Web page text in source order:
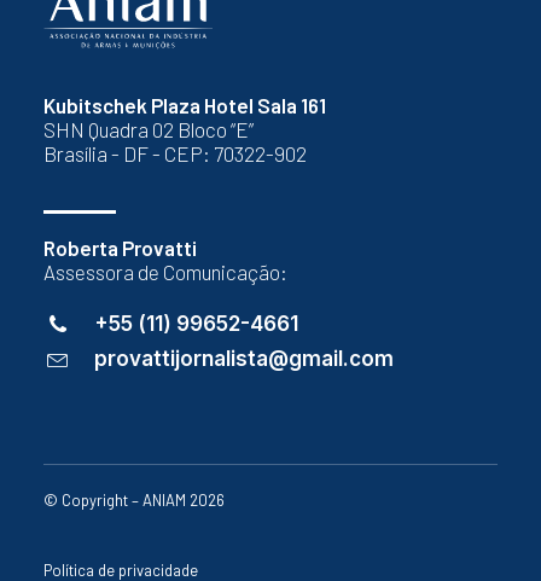
Kubitschek Plaza Hotel Sala 161
SHN Quadra 02 Bloco “E”
Brasília - DF - CEP: 70322-902
Roberta Provatti
Assessora de Comunicação:
+55 (11) 99652-4661
provattijornalista@gmail.com
© Copyright – ANIAM 2026
Política de privacidade